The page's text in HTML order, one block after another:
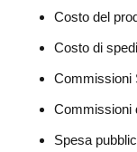
Costo del
Costo di
Commissioni
Commissioni
Spesa